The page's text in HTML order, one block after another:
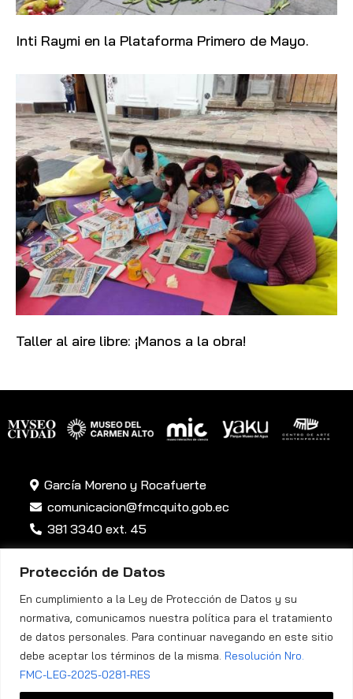
Protección de Datos
En cumplimiento a la Ley de Protección de Datos y su
normativa, comunicamos nuestra política para el tratamiento
de datos personales. Para continuar navegando en este sitio
debe aceptar los términos de la misma. Resolución Nro.
FMC-LEG-2025-0281-RES
Inti Raymi en la Plataforma Primero de Mayo.
Taller al aire libre: ¡Manos a la obra!
García Moreno y Rocafuerte
comunicacion@fmcquito.gob.ec
381 3340 ext. 45
Política de Privacidad
Fundación Museos de la Ciudad Quito ©. Todos los Derechos